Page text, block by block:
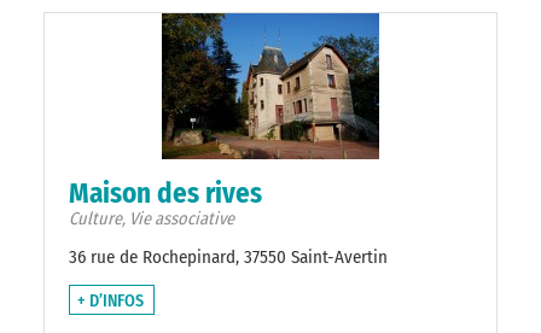
Maison des rives
Culture, Vie associative
36 rue de Rochepinard, 37550 Saint-Avertin
+ D’INFOS